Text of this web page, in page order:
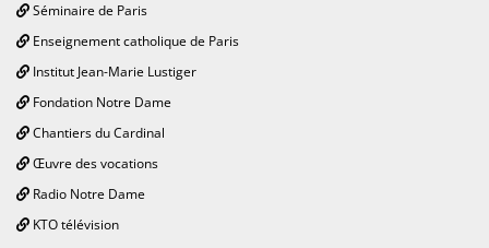
Séminaire de Paris
Enseignement catholique de Paris
Institut Jean-Marie Lustiger
Fondation Notre Dame
Chantiers du Cardinal
Œuvre des vocations
Radio Notre Dame
KTO télévision